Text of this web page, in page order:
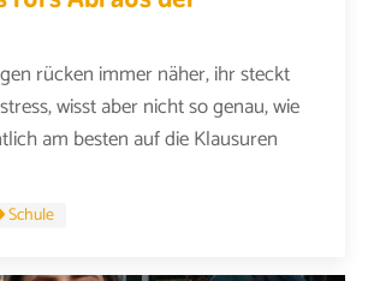
rücken immer näher, ihr steckt
wisst aber nicht so genau, wie
am besten auf die Klausuren
Schule